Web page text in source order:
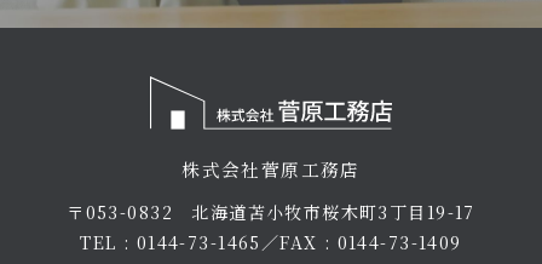
株式会社菅原工務店
〒053-0832 北海道苫小牧市桜木町3丁目19-17
TEL : 0144-73-1465／FAX : 0144-73-1409